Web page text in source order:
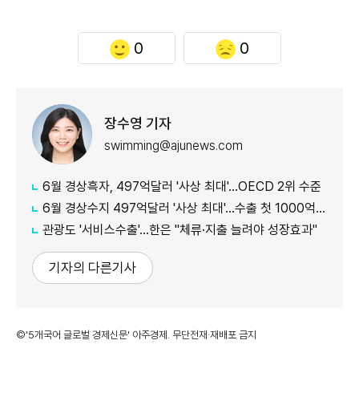
0 0
장수영 기자
swimming@ajunews.com
6월 경상흑자, 497억달러 '사상 최대'…OECD 2위 수준
6월 경상수지 497억달러 '사상 최대'…수출 첫 1000억달러 돌파
관광도 '서비스수출'…한은 "체류·지출 늘려야 성장효과"
기자의 다른기사
©'5개국어 글로벌 경제신문' 아주경제. 무단전재·재배포 금지